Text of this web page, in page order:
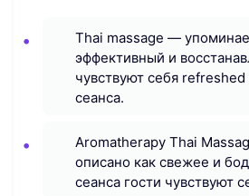
Thai massage —
эффективный и
чувствуют себя
сеанса.
Aromatherapy Thai
описано как свежее и
сеанса гости чувствуют